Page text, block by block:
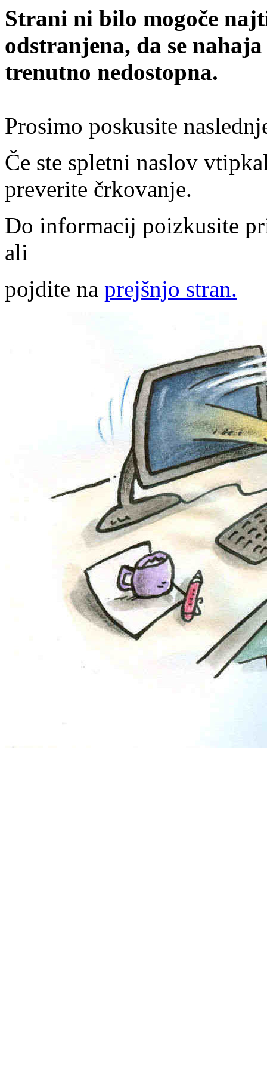
Strani ni bilo mogoče
odstranjena, da se
trenutno nedostopna.
Prosimo poskusite
Če ste spletni naslov
preverite črkovanje.
Do informacij poizkusite
ali
pojdite na prejšnjo stran.